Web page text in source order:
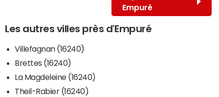
Empuré
Les autres villes près d'Empuré
Villefagnan (16240)
Brettes (16240)
La Magdeleine (16240)
Theil-Rabier (16240)